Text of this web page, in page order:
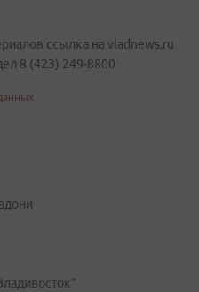
ссылка на vladnews.ru
8 (423) 249-8800